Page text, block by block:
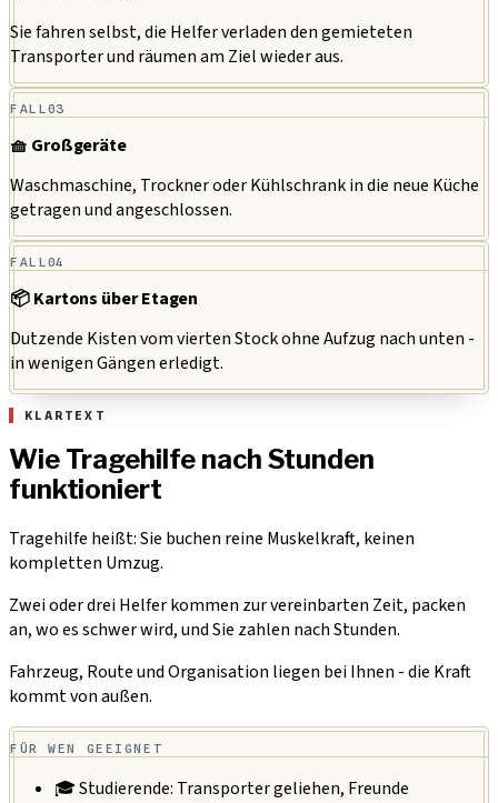
Sie fahren selbst, die Helfer verladen den gemieteten
Transporter und räumen am Ziel wieder aus.
FALL03
🧺 Großgeräte
Waschmaschine, Trockner oder Kühlschrank in die neue Küche
getragen und angeschlossen.
FALL04
📦 Kartons über Etagen
Dutzende Kisten vom vierten Stock ohne Aufzug nach unten -
in wenigen Gängen erledigt.
KLARTEXT
Wie Tragehilfe nach Stunden
funktioniert
Tragehilfe heißt: Sie buchen reine Muskelkraft, keinen
kompletten Umzug.
Zwei oder drei Helfer kommen zur vereinbarten Zeit, packen
an, wo es schwer wird, und Sie zahlen nach Stunden.
Fahrzeug, Route und Organisation liegen bei Ihnen - die Kraft
kommt von außen.
FÜR WEN GEEIGNET
🎓 Studierende: Transporter geliehen, Freunde